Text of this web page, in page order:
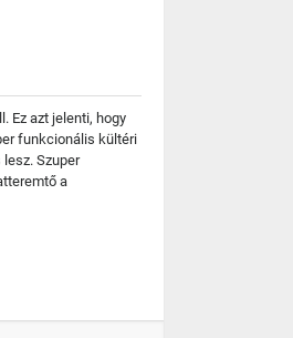
Ez azt jelenti, hogy
funkcionális kültéri
Szuper
a